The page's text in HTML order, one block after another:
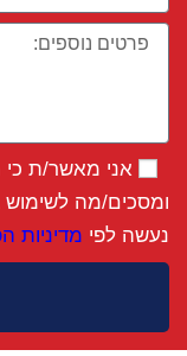
אני מאשר/ת כי
ומסכים/מה לשימוש
נעשה לפי מדיניות